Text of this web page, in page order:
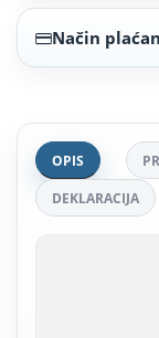
Način
OPIS
DEKLARACIJA